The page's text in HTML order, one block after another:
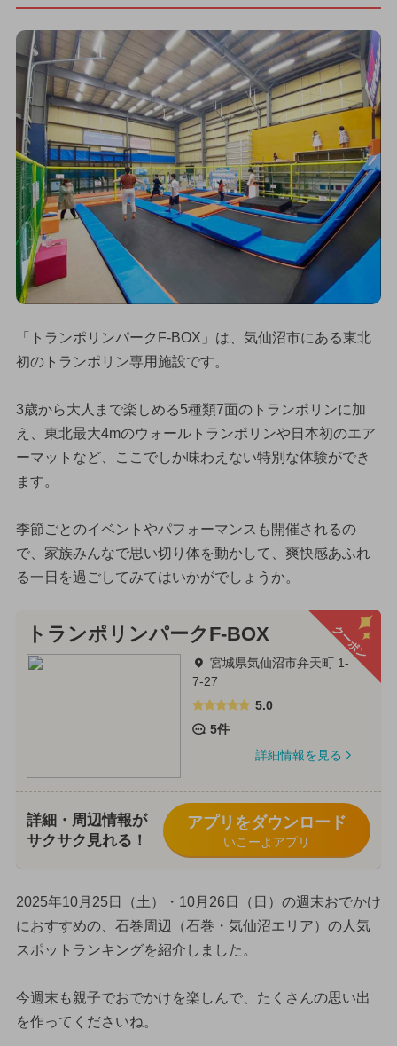
「トランポリンパークF-BOX」は、気仙沼市にある東北
初のトランポリン専用施設です。
3歳から大人まで楽しめる5種類7面のトランポリンに加
え、東北最大4mのウォールトランポリンや日本初のエア
ーマットなど、ここでしか味わえない特別な体験ができ
ます。
季節ごとのイベントやパフォーマンスも開催されるの
で、家族みんなで思い切り体を動かして、爽快感あふれ
る一日を過ごしてみてはいかがでしょうか。
クーポン
トランポリンパークF-BOX
宮城県気仙沼市弁天町 1-
7-27
5.0
5件
詳細情報を見る
詳細・周辺情報が
サクサク見れる！
アプリをダウンロード
いこーよアプリ
2025年10月25日（土）・10月26日（日）の週末おでかけ
におすすめの、石巻周辺（石巻・気仙沼エリア）の人気
スポットランキングを紹介しました。
今週末も親子でおでかけを楽しんで、たくさんの思い出
を作ってくださいね。